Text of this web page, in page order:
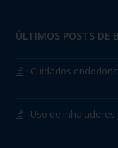
ÚLTIMOS POSTS DE
Cuidados
Uso de inhaladores